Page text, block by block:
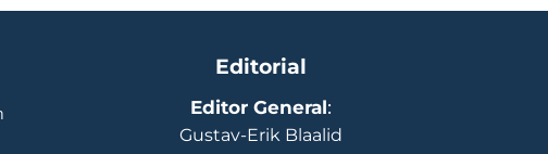
Editorial
Editor General:
Gustav-Erik Blaalid